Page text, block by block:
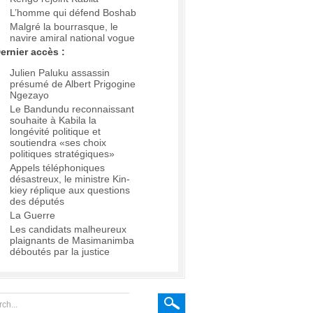
L’homme qui défend Boshab
Malgré la bourrasque, le
navire amiral national vogue
accès :
Julien Paluku assassin
présumé de Albert Prigogine
Ngezayo
Le Bandundu reconnaissant
souhaite à Kabila la
longévité politique et
soutiendra «ses choix
politiques stratégiques»
Appels téléphoniques
désastreux, le ministre Kin-
kiey réplique aux questions
des députés
La Guerre
Les candidats malheureux
plaignants de Masimanimba
déboutés par la justice